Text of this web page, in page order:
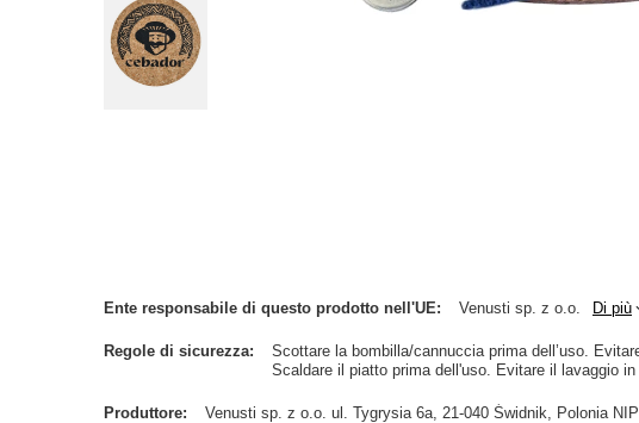
Ente responsabile di questo prodotto nell'UE Venusti sp. z o.o. Di più
Regole di sicurezza
Scottare la bombilla/cannuccia prima dell’uso.
Scaldare il piatto prima dell'uso. Evitare il lavaggio
Produttore Venusti sp. z o.o. ul. Tygrysia 6a, 21-040 Świdnik, Polonia